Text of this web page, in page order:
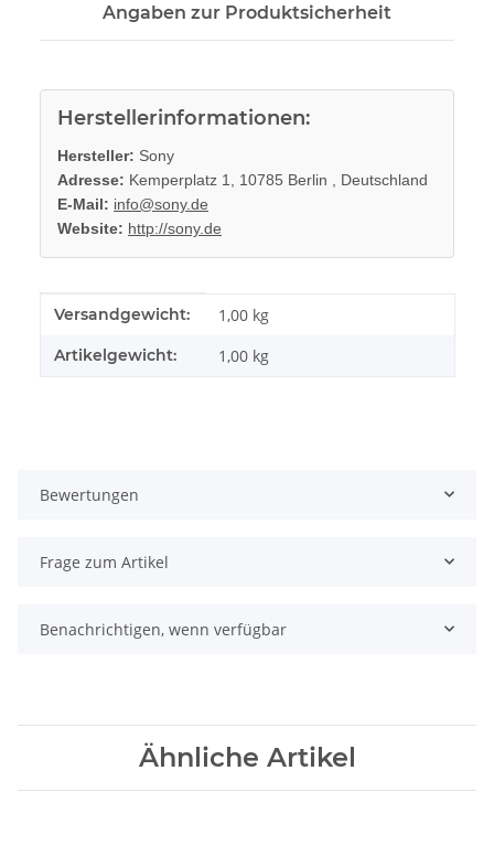
Angaben zur Produktsicherheit
Herstellerinformationen:
Hersteller: Sony
Adresse: Kemperplatz 1, 10785 Berlin , Deutschland
E-Mail: info@sony.de
Website: http://sony.de
Produkteigenschaft
Wert
Versandgewicht: 1,00 kg
Artikelgewicht: 1,00 kg
Bewertungen
Frage zum Artikel
Benachrichtigen, wenn verfügbar
Ähnliche Artikel